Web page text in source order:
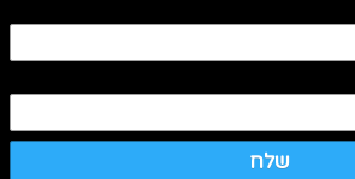
שלח